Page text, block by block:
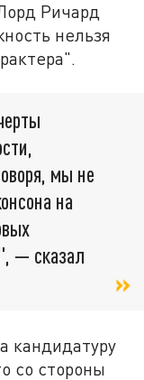
Ричард
нельзя
мы не
на
— сказал
кандидатуру
со стороны